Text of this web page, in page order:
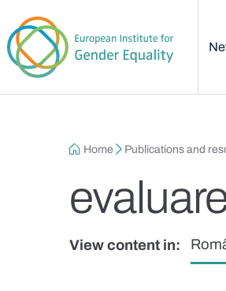
Breadcrumb
Home Publications and
View content in: